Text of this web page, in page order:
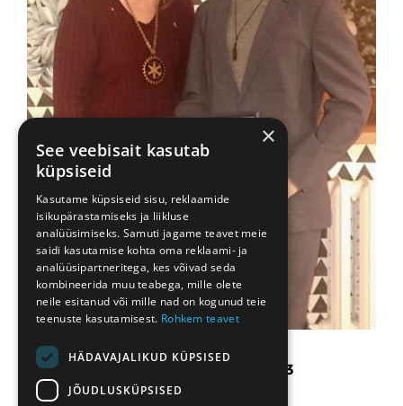
STIPENDIAAT 2022/2023
Mart Kirotar
×
See veebisait kasutab
küpsiseid
Kasutame küpsiseid sisu, reklaamide
isikupärastamiseks ja liikluse
analüüsimiseks. Samuti jagame teavet meie
saidi kasutamise kohta oma reklaami- ja
analüüsipartneritega, kes võivad seda
kombineerida muu teabega, mille olete
neile esitanud või mille nad on kogunud teie
teenuste kasutamisest. Rohkem teavet
HÄDAVAJALIKUD KÜPSISED
JÕUDLUSKÜPSISED